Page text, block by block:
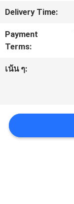
ควบคุม
คุณภาพ
ติดต่อ
ข่าว
Delivery Time:
Payment
Terms:
เน้น ๆ: